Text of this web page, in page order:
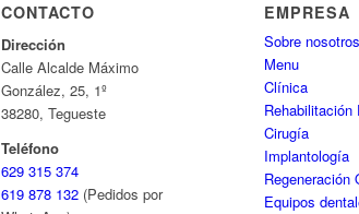
CONTACTO
Dirección
Calle Alcalde Máximo
González, 25, 1º
38280, Tegueste
Teléfono
629 315 374
619 878 132 (Pedidos por
EMPRESA
Sobre nosotros
Menu
Clínica
Rehabilitación
Cirugía
Implantología
Regeneración
Equipos